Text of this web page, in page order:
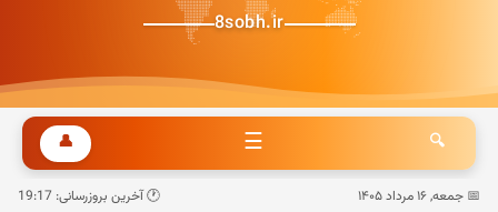
8sobh.ir
🔍
☰
👤
📅 جمعه, ۱۶ مرداد ۱۴۰۵ 🕐 آخرین بروزرسانی: 19:17